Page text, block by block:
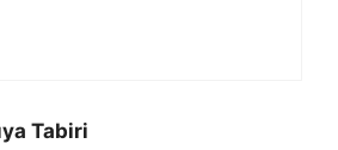
Tabiri